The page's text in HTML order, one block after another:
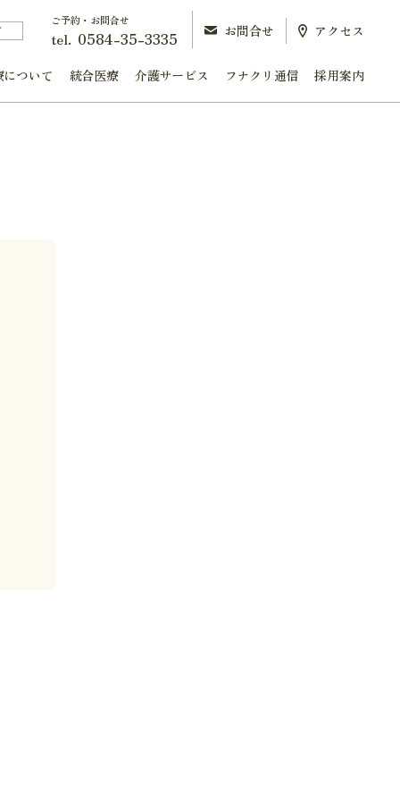
ついて 統合医療 介護サービス フナクリ通信 採用案内
ご予約・お問合せ
tel. 0584-35-3335 お問合せ アクセス